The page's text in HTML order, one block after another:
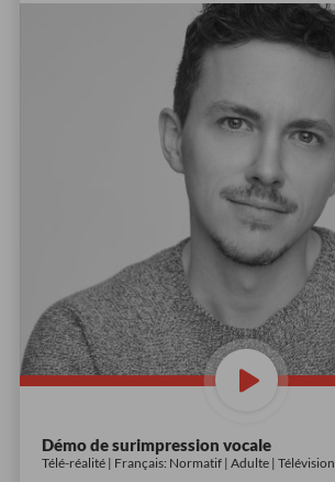
Démo de surimpression vocale
Télé-réalité | Français: Normatif | Adulte | Télévision